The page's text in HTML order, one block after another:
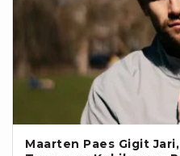
Maarten Paes Gigit